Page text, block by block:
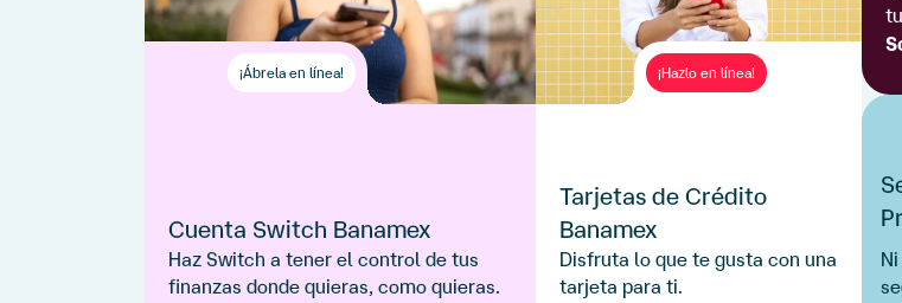
¡Ábrela en línea!
Cuenta Switch Banamex
Haz Switch a tener el control de tus
finanzas donde quieras, como quieras.
¡Hazlo en línea!
Tarjetas de Crédito
Banamex
Disfruta lo que te gusta con una
tarjeta para ti.